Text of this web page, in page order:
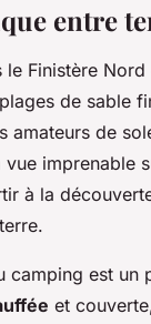
entre
le Finistère
de sable
amateurs de
imprenable
à la
camping est un
et